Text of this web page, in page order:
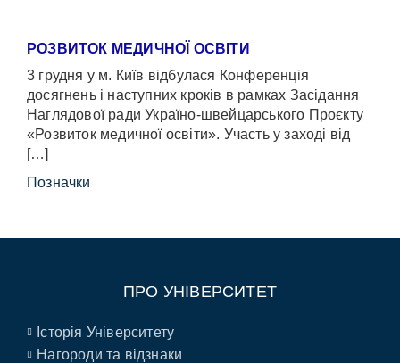
РОЗВИТОК МЕДИЧНОЇ ОСВІТИ
3 грудня у м. Київ відбулася Конференція
досягнень і наступних кроків в рамках Засідання
Наглядової ради Україно-швейцарського Проєкту
«Розвиток медичної освіти». Участь у заході від
[…]
Позначки
ПРО УНІВЕРСИТЕТ
Історія Університету
Нагороди та відзнаки